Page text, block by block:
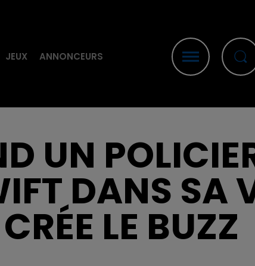
JEUX ANNONCEURS
UN
DANS SA
CRÉE LE BUZZ